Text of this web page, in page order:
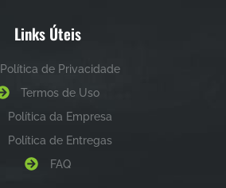
Links Úteis
Política de Privacidade
Termos de Uso
Política da Empresa
Política de Entregas
FAQ